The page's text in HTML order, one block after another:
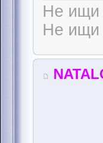
Не ищи
Не ищи